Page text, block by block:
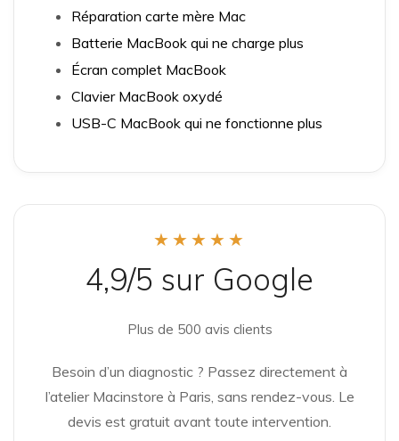
Réparation carte mère Mac
Batterie MacBook qui ne charge plus
Écran complet MacBook
Clavier MacBook oxydé
USB-C MacBook qui ne fonctionne plus
★★★★★
4,9/5 sur Google
Plus de 500 avis clients
Besoin d’un diagnostic ? Passez directement à
l’atelier Macinstore à Paris, sans rendez-vous. Le
devis est gratuit avant toute intervention.